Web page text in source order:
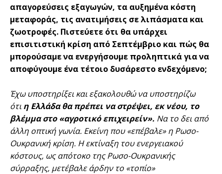
απαγορεύσεις εξαγωγών, τα αυξημένα κόστη
μεταφοράς, τις ανατιμήσεις σε λιπάσματα και
ζωοτροφές. Πιστεύετε ότι θα υπάρχει
επισιτιστική κρίση από Σεπτέμβριο και πώς θα
μπορούσαμε να ενεργήσουμε προληπτικά για να
αποφύγουμε ένα τέτοιο δυσάρεστο ενδεχόμενο;
Έχω υποστηρίξει και εξακολουθώ να υποστηρίζω
ότιη Ελλάδα θα πρέπει να στρέψει, εκ νέου, το
βλέμμα στο «αγροτικό επιχειρείν». Να το δει από
άλλη οπτική γωνία. Εκείνη που «επέβαλε» η Ρωσο-
Ουκρανική κρίση. Η εκτίναξη του ενεργειακού
κόστους, ως απότοκο της Ρωσο-Ουκρανικής
σύρραξης, μετέβαλε άρδην το «τοπίο»